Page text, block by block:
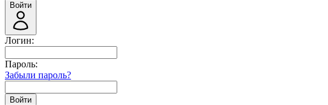
Войти
Логин:
Пароль:
Забыли пароль?
Войти